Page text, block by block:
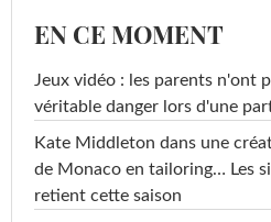
EN CE MOMENT
Jeux vidéo : les parents n'ont
véritable danger lors d'une
Kate Middleton dans une
de Monaco en tailoring… Les
retient cette saison